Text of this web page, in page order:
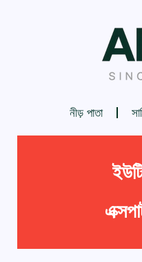
নীড় পাতা